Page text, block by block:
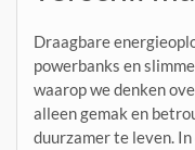
Draagbare
powerbanks en
waarop we denken
alleen gemak en
duurzamer te leven.